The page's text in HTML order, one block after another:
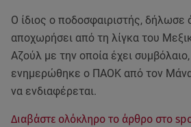
Ο ίδιος ο ποδοσφαιριστής, δήλωσε
αποχωρήσει από τη λίγκα του
Αζούλ με την οποία έχει συμβόλαιο,
ενημερώθηκε ο ΠΑΟΚ από τον
να ενδιαφέρεται.
Διαβάστε ολόκληρο το άρθρο στο